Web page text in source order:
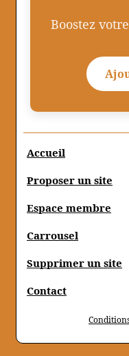
Boostez
Accueil
Proposer un site
Espace membre
Carrousel
Supprimer un site
Contact